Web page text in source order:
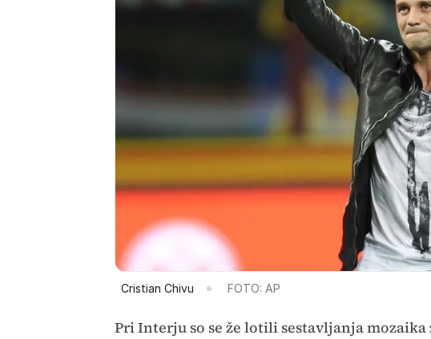
Cristian Chivu FOTO: AP
Pri Interju so se že lotili sestavljanja